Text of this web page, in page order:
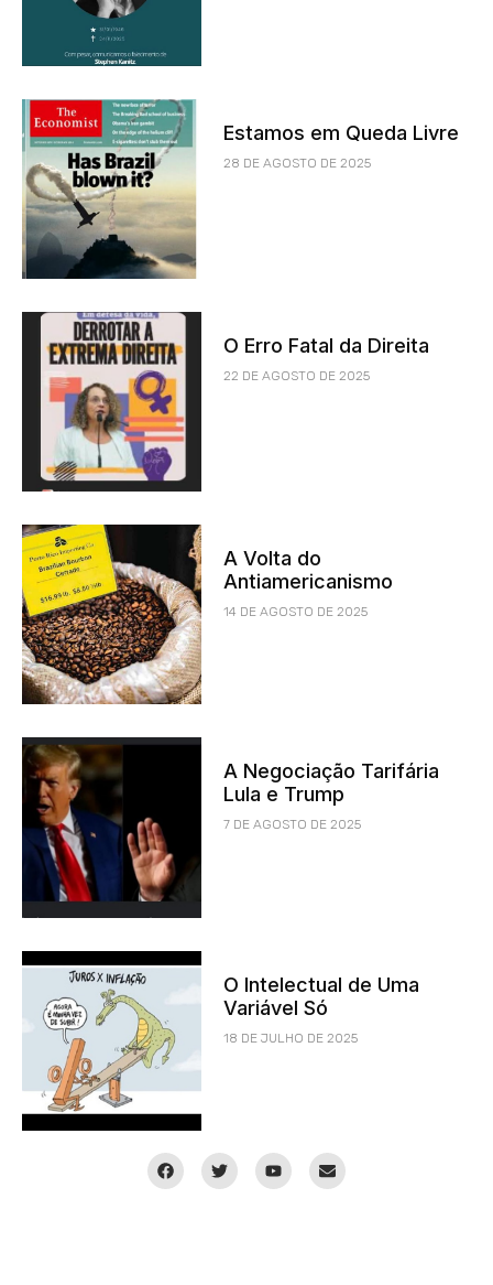
Estamos em Queda Livre
28 DE AGOSTO DE 2025
O Erro Fatal da Direita
22 DE AGOSTO DE 2025
A Volta do
Antiamericanismo
14 DE AGOSTO DE 2025
A Negociação Tarifária
Lula e Trump
7 DE AGOSTO DE 2025
O Intelectual de Uma
Variável Só
18 DE JULHO DE 2025